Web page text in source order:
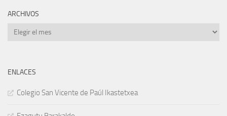
ARCHIVOS
Archivos
ENLACES
Colegio San Vicente de Paúl Ikastetxea